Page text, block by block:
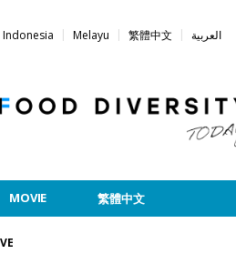
Indonesia Melayu 繁體中文 العربية
MOVIE 繁體中文